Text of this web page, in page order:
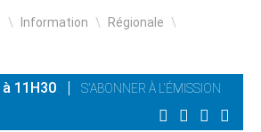
\ Information \ Régionale \
11H30
S'ABONNER À L'ÉMISSION